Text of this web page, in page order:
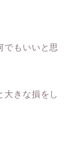
でもいいと思
大きな損をし